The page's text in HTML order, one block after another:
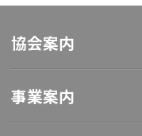
協会案内
事業案内